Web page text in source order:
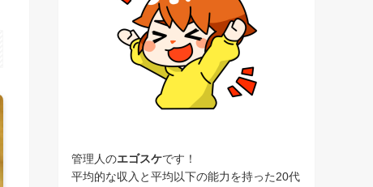
管理人のエゴスケです！
平均的な収入と平均以下の能力を持った20代